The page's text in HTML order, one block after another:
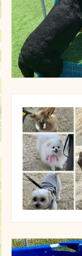
ドッグランク
ノーズワーク
ドッグランク
ドッグランク